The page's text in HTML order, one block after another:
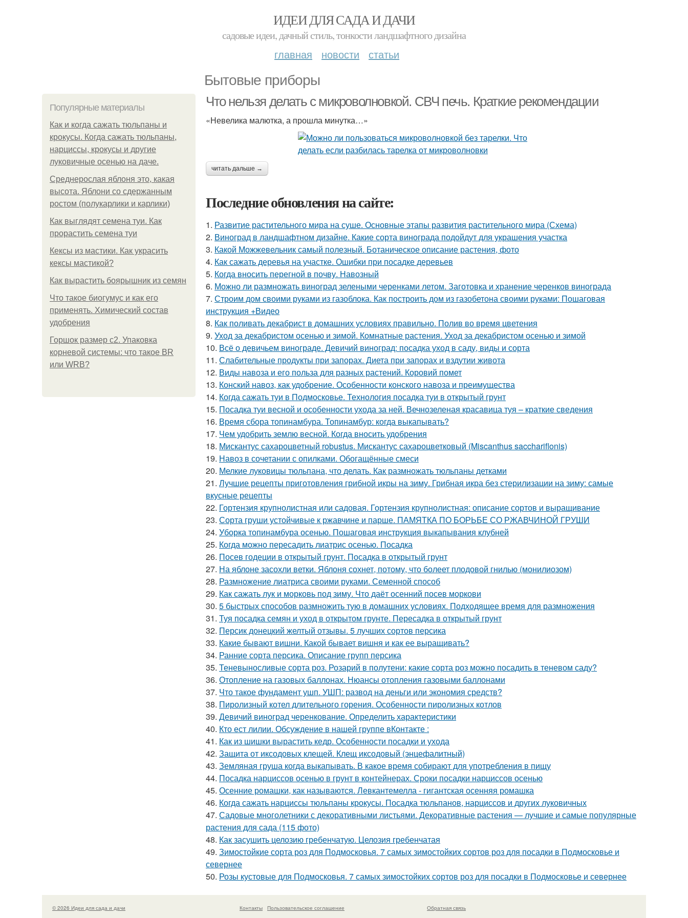
ИДЕИ ДЛЯ САДА И ДАЧИ
садовые идеи, дачный стиль, тонкости ландшафтного дизайна
главная новости статьи
Бытовые приборы
Популярные материалы
Как и когда сажать тюльпаны и
крокусы. Когда сажать тюльпаны,
нарциссы, крокусы и другие
луковичные осенью на даче.
Среднерослая яблоня это, какая
высота. Яблони со сдержанным
ростом (полукарлики и карлики)
Как выглядят семена туи. Как
прорастить семена туи
Кексы из мастики. Как украсить
кексы мастикой?
Как вырастить боярышник из семян
Что такое биогумус и как его
применять. Химический состав
удобрения
Горшок размер с2. Упаковка
корневой системы: что такое BR
или WRB?
Что нельзя делать с микроволновкой. СВЧ печь. Краткие рекомендации
«Невелика малютка, а прошла минутка…»
читать дальше →
Последние обновления на сайте:
1. Развитие растительного мира на суше. Основные этапы развития растительного мира (Схема)
2. Виноград в ландшафтном дизайне. Какие сорта винограда подойдут для украшения участка
3. Какой Можжевельник самый полезный. Ботаническое описание растения, фото
4. Как сажать деревья на участке. Ошибки при посадке деревьев
5. Когда вносить перегной в почву. Навозный
6. Можно ли размножать виноград зелеными черенками летом. Заготовка и хранение черенков винограда
7. Строим дом своими руками из газоблока. Как построить дом из газобетона своими руками: Пошаговая
инструкция +Видео
8. Как поливать декабрист в домашних условиях правильно. Полив во время цветения
9. Уход за декабристом осенью и зимой. Комнатные растения. Уход за декабристом осенью и зимой
10. Всё о девичьем винограде. Девичий виноград: посадка уход в саду, виды и сорта
11. Слабительные продукты при запорах. Диета при запорах и вздутии живота
12. Виды навоза и его польза для разных растений. Коровий помет
13. Конский навоз, как удобрение. Особенности конского навоза и преимущества
14. Когда сажать туи в Подмосковье. Технология посадка туи в открытый грунт
15. Посадка туи весной и особенности ухода за ней. Вечнозеленая красавица туя – краткие сведения
16. Время сбора топинамбура. Топинамбур: когда выкапывать?
17. Чем удобрить землю весной. Когда вносить удобрения
18. Мискантус сахароцветный robustus. Мискантус сахароцветковый (Miscanthus sacchariflonis)
19. Навоз в сочетании с опилками. Обогащённые смеси
20. Мелкие луковицы тюльпана, что делать. Как размножать тюльпаны детками
21. Лучшие рецепты приготовления грибной икры на зиму. Грибная икра без стерилизации на зиму: самые
вкусные рецепты
22. Гортензия крупнолистная или садовая. Гортензия крупнолистная: описание сортов и выращивание
23. Сорта груши устойчивые к ржавчине и парше. ПАМЯТКА ПО БОРЬБЕ СО РЖАВЧИНОЙ ГРУШИ
24. Уборка топинамбура осенью. Пошаговая инструкция выкапывания клубней
25. Когда можно пересадить лиатрис осенью. Посадка
26. Посев годеции в открытый грунт. Посадка в открытый грунт
27. На яблоне засохли ветки. Яблоня сохнет, потому, что болеет плодовой гнилью (монилиозом)
28. Размножение лиатриса своими руками. Семенной способ
29. Как сажать лук и морковь под зиму. Что даёт осенний посев моркови
30. 5 быстрых способов размножить тую в домашних условиях. Подходящее время для размножения
31. Туя посадка семян и уход в открытом грунте. Пересадка в открытый грунт
32. Персик донецкий желтый отзывы. 5 лучших сортов персика
33. Какие бывают вишни. Какой бывает вишня и как ее выращивать?
34. Ранние сорта персика. Описание групп персика
35. Теневыносливые сорта роз. Розарий в полутени: какие сорта роз можно посадить в теневом саду?
36. Отопление на газовых баллонах. Нюансы отопления газовыми баллонами
37. Что такое фундамент ушп. УШП: развод на деньги или экономия средств?
38. Пиролизный котел длительного горения. Особенности пиролизных котлов
39. Девичий виноград черенкование. Определить характеристики
40. Кто ест лилии. Обсуждение в нашей группе вКонтакте :
41. Как из шишки вырастить кедр. Особенности посадки и ухода
42. Защита от иксодовых клещей. Клещ иксодовый (энцефалитный)
43. Земляная груша когда выкапывать. В какое время собирают для употребления в пищу
44. Посадка нарциссов осенью в грунт в контейнерах. Сроки посадки нарциссов осенью
45. Осенние ромашки, как называются. Левкантемелла - гигантская осенняя ромашка
46. Когда сажать нарциссы тюльпаны крокусы. Посадка тюльпанов, нарциссов и других луковичных
47. Садовые многолетники с декоративными листьями. Декоративные растения — лучшие и самые популярные
растения для сада (115 фото)
48. Как засушить целозию гребенчатую. Целозия гребенчатая
49. Зимостойкие сорта роз для Подмосковья. 7 самых зимостойких сортов роз для посадки в Подмосковье и
севернее
50. Розы кустовые для Подмосковья. 7 самых зимостойких сортов роз для посадки в Подмосковье и севернее
© 2026 Идеи для сада и дачи Контакты
Пользовательское соглашение
Обратная связь